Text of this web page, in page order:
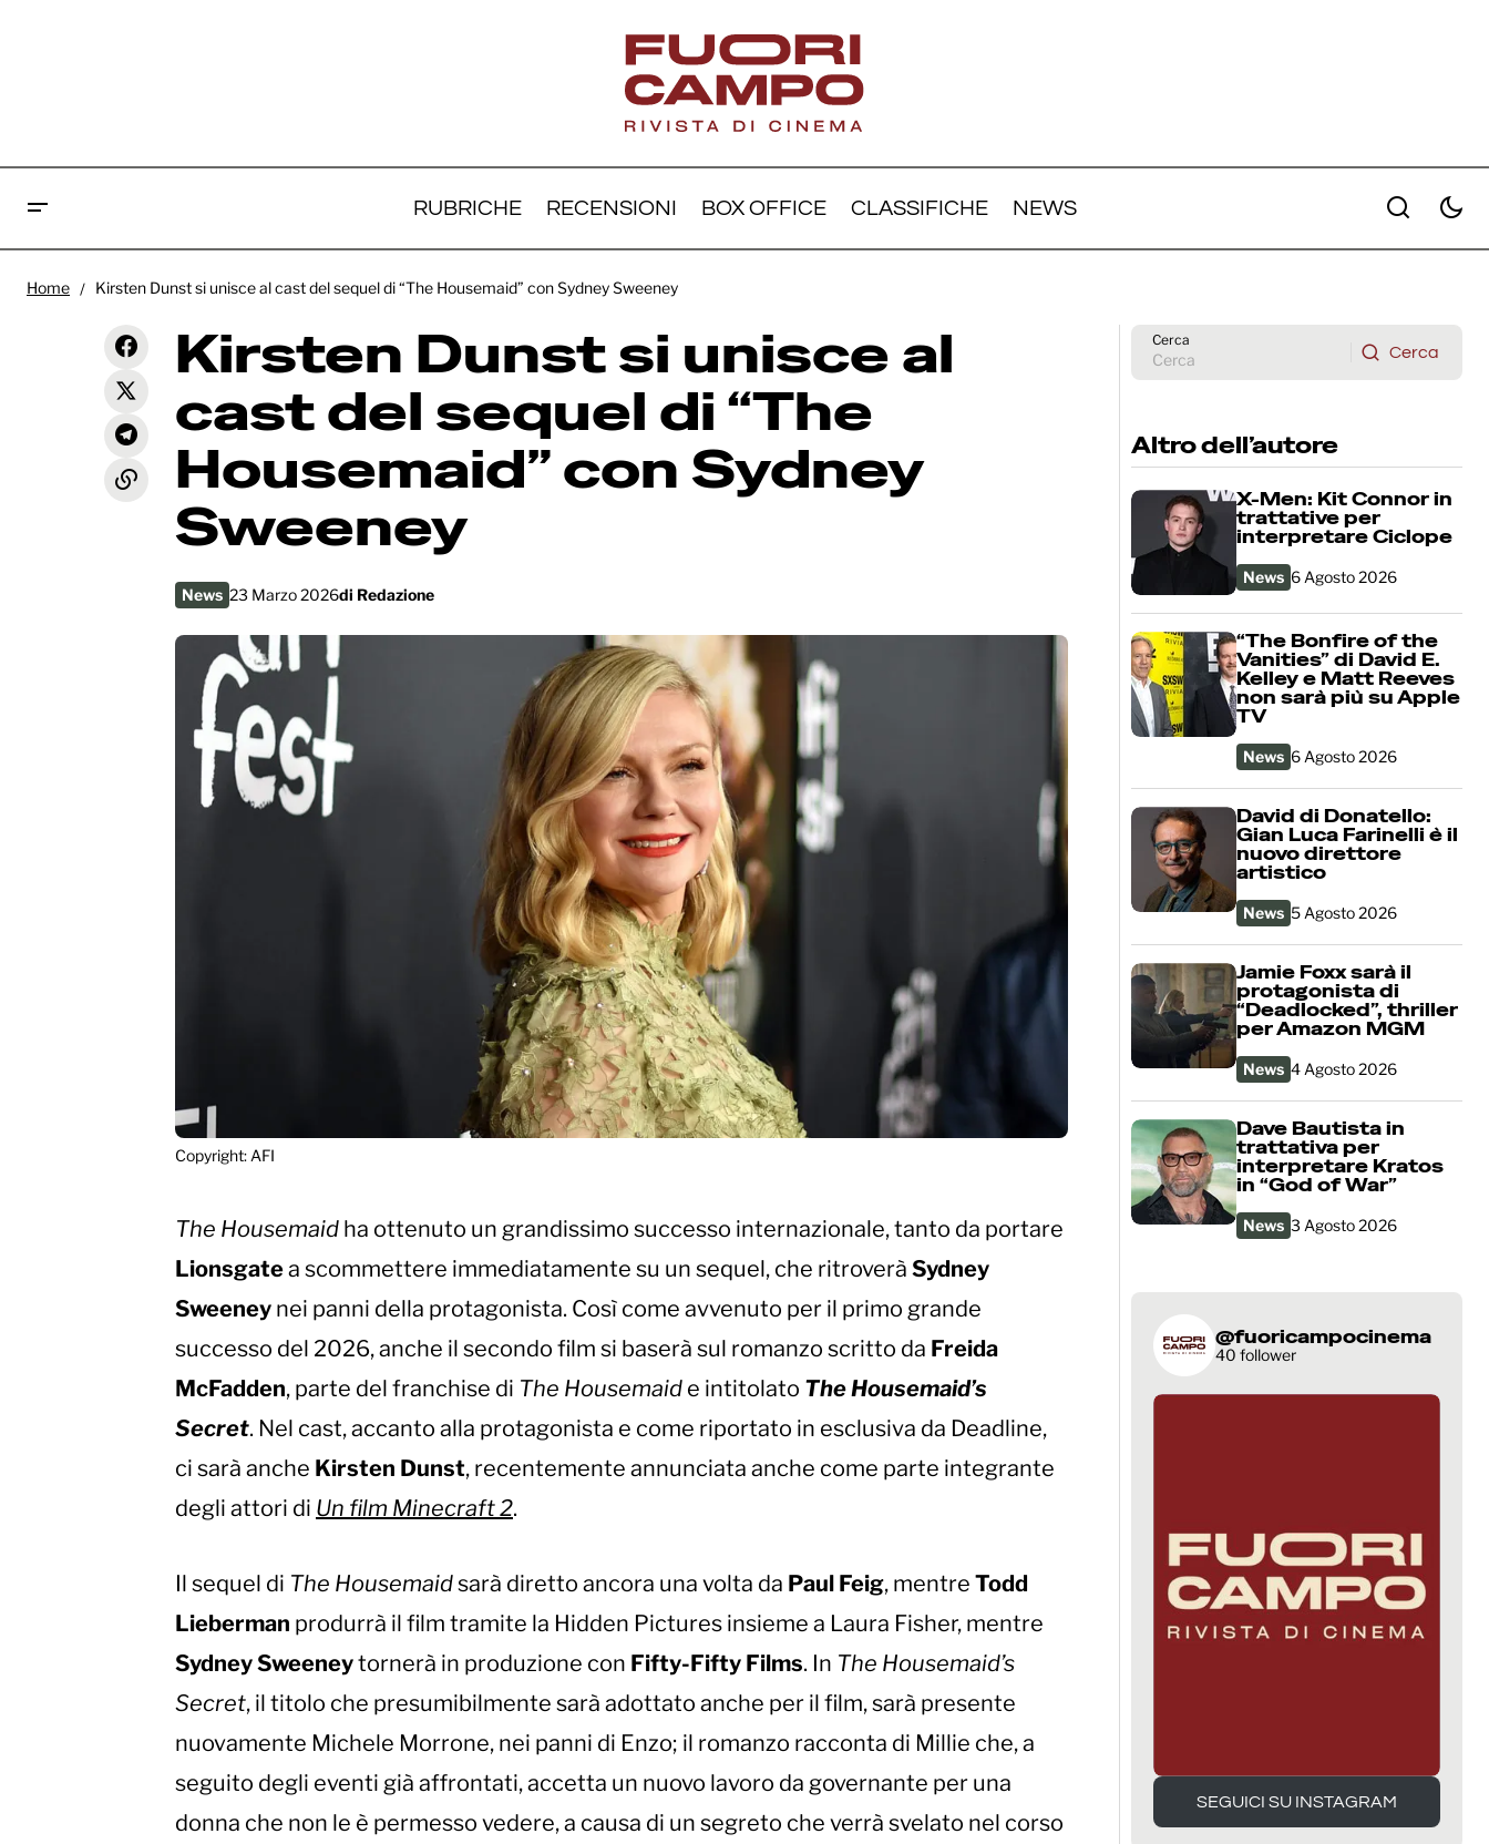
RUBRICHE RECENSIONI BOX OFFICE CLASSIFICHE NEWS
Kirsten Dunst si unisce al cast del
Sydney Sweeney
Home Kirsten Dunst si unisce al cast del sequel di “The Housemaid” con Sydney Sweeney
Kirsten Dunst si unisce al
cast del sequel di “The
Housemaid” con Sydney
Sweeney
News 23 Marzo 2026di Redazione
Copyright: AFI
The Housemaid ha ottenuto un grandissimo successo internazionale, tanto da portare
Lionsgatea scommettere immediatamente su un sequel, che ritroverà Sydney
Sweeney nei panni della protagonista. Così come avvenuto per il primo grande
successo del 2026, anche il secondo film si baserà sul romanzo scritto da Freida
McFadden, parte del franchise di The Housemaid e intitolato The Housemaid’s
Secret. Nel cast, accanto alla protagonista e come riportato in esclusiva da Deadline,
ci sarà anche Kirsten Dunst, recentemente annunciata anche come parte integrante
degli attori di Un film Minecraft 2.
Il sequel di The Housemaidsarà diretto ancora una volta da Paul Feig, mentre Todd
Lieberman produrrà il film tramite la Hidden Pictures insieme a Laura Fisher, mentre
Sydney Sweeneytornerà in produzione con Fifty-Fifty Films. In The Housemaid’s
Secret, il titolo che presumibilmente sarà adottato anche per il film, sarà presente
nuovamente Michele Morrone, nei panni di Enzo; il romanzo racconta di Millie che, a
seguito degli eventi già affrontati, accetta un nuovo lavoro da governante per una
donna che non le è permesso vedere, a causa di un segreto che verrà svelato nel corso
Cerca
Cerca
Altro dell’autore
X-Men: Kit Connor in
trattative per
interpretare Ciclope
News 6 Agosto 2026
“The Bonfire of the
Vanities” di David E.
Kelley e Matt Reeves
non sarà più su Apple
TV
News 6 Agosto 2026
David di Donatello:
Gian Luca Farinelli è il
nuovo direttore
artistico
News 5 Agosto 2026
Jamie Foxx sarà il
protagonista di
“Deadlocked”, thriller
per Amazon MGM
News 4 Agosto 2026
Dave Bautista in
trattativa per
interpretare Kratos
in “God of War”
News 3 Agosto 2026
@fuoricampocinema
40 follower
SEGUICI SU INSTAGRAM
SEGUICI SU INSTAGRAM